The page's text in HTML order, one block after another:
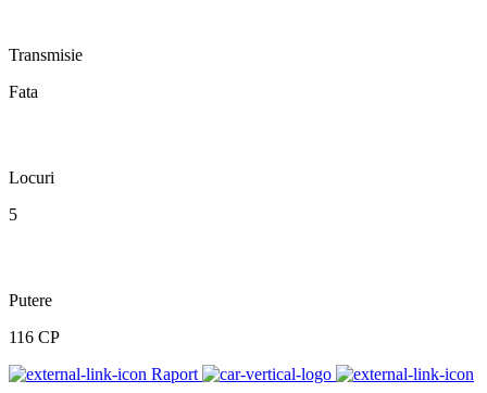
Transmisie
Fata
Locuri
5
Putere
116 CP
Raport